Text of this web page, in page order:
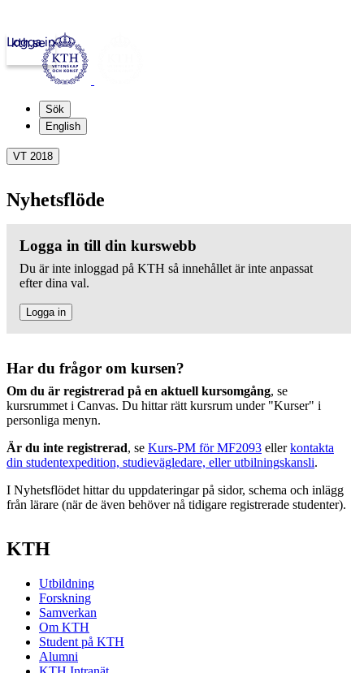
kth.se
Logga in
Sök
English
VT 2018
Nyhetsflöde
Logga in till din kurswebb
Du är inte inloggad på KTH så innehållet är inte anpassat
efter dina val.
Logga in
Har du frågor om kursen?
Om du är registrerad på en aktuell kursomgång, se
kursrummet i Canvas. Du hittar rätt kursrum under "Kurser" i
personliga menyn.
Är du inte registrerad, se Kurs-PM för MF2093 ellerkontakta
din studentexpedition, studievägledare, eller utbilningskansli.
I Nyhetsflödet hittar du uppdateringar på sidor, schema och inlägg
från lärare (när de även behöver nå tidigare registrerade studenter).
KTH
Utbildning
Forskning
Samverkan
Om KTH
Student på KTH
Alumni